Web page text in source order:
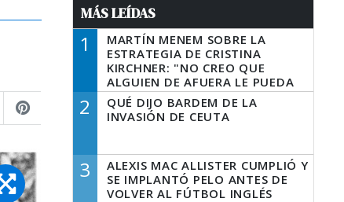
MÁS LEÍDAS
1
MARTÍN MENEM SOBRE LA
ESTRATEGIA DE CRISTINA
KIRCHNER: "NO CREO QUE
ALGUIEN DE AFUERA LE PUEDA
DECIR A LA JUSTICIA LO QUE
TIENE QUE HACER"
2
QUÉ DIJO BARDEM DE LA
INVASIÓN DE CEUTA
3
ALEXIS MAC ALLISTER CUMPLIÓ Y
SE IMPLANTÓ PELO ANTES DE
VOLVER AL FÚTBOL INGLÉS